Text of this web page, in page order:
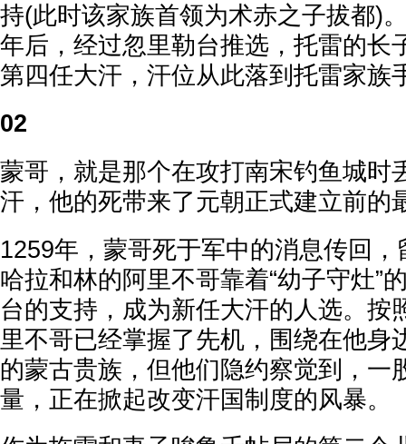
持(此时该家族首领为术赤之子拔都)
年后，经过忽里勒台推选，托雷的长
第四任大汗，汗位从此落到托雷家族
02
蒙哥，就是那个在攻打南宋钓鱼城时
汗，他的死带来了元朝正式建立前的
1259年，蒙哥死于军中的消息传回
哈拉和林的阿里不哥靠着“幼子守灶”
台的支持，成为新任大汗的人选。按
里不哥已经掌握了先机，围绕在他身
的蒙古贵族，但他们隐约察觉到，一
量，正在掀起改变汗国制度的风暴。